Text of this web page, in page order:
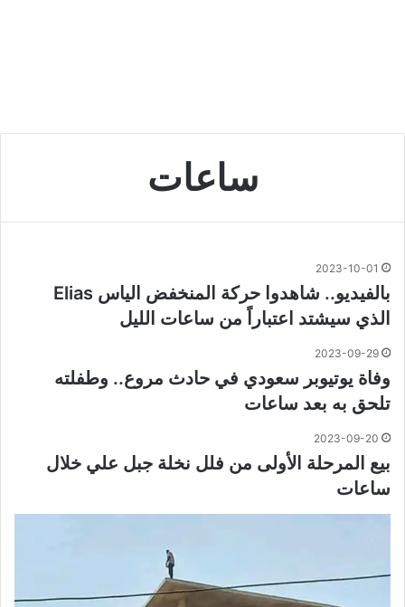
ساعات
2023-10-01
بالفيديو.. شاهدوا حركة المنخفض الياس Elias
الذي سيشتد اعتباراً من ساعات الليل
2023-09-29
وفاة يوتيوبر سعودي في حادث مروع.. وطفلته
تلحق به بعد ساعات
2023-09-20
بيع المرحلة الأولى من فلل نخلة جبل علي خلال
ساعات